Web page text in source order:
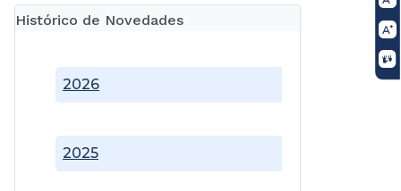
Histórico de Novedades
2025
2026